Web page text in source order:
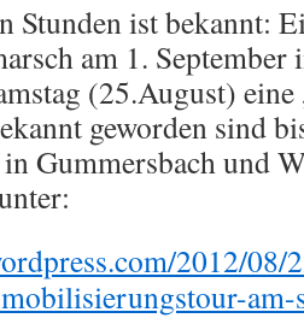
Stunden ist bekannt:
am 1.
(25.August)
geworden sind
Gummersbach und
2012/08/
am-